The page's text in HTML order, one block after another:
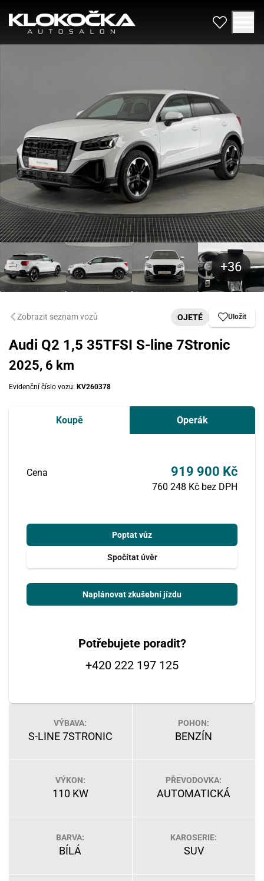
Zobrazit seznam vozů OJETÉ Uložit
Audi Q2 1,5 35TFSI S-line 7Stronic
2025, 6 km
Evidenční číslo vozu: KV260378
Koupě Operák
Cena 919 900 Kč
760 248 Kč bez DPH
Poptat vůz
Spočítat úvěr
Naplánovat zkušební jízdu
Potřebujete poradit?
+420 222 197 125
VÝBAVA:
S-LINE 7STRONIC
POHON:
BENZÍN
VÝKON:
110 KW
PŘEVODOVKA:
AUTOMATICKÁ
BARVA:
BÍLÁ
KAROSERIE:
SUV